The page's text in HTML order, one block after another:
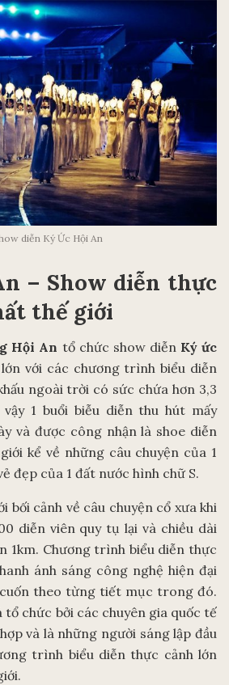
diễn Ký Ức Hội An
– Show diễn thực
thế giới
Hội An tổ chức show diễn Ký ức
với các chương trình biểu diễn
ngoài trời có sức chứa hơn 3,3
1 buổi biễu diễn thu hút mấy
và được công nhận là shoe diễn
kể về những câu chuyện của 1
đẹp của 1 đất nước hình chữ S.
bối cảnh về câu chuyện cổ xưa khi
diễn viên quy tụ lại và chiều dài
1km. Chương trình biểu diễn thực
ánh sáng công nghệ hiện đại
theo từng tiết mục trong đó.
tổ chức bởi các chuyên gia quốc tế
và là những người sáng lập đầu
trình biểu diễn thực cảnh lớn